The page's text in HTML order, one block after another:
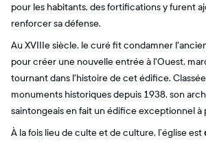
pour les habitants, des fortifications y furent
renforcer sa défense.
Au XVIIIe siècle, le curé fit condamner
pour créer une nouvelle entrée à l'Ouest,
tournant dans l'histoire de cet édifice.
monuments historiques depuis 1938, son
saintongeais en fait un édifice exceptionnel à
À la fois lieu de culte et de culture, l’église est